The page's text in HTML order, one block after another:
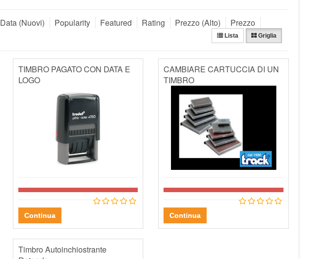
Data (Nuovi) Popularity Featured Rating Prezzo (Alto) Prezzo
Lista Griglia
TIMBRO PAGATO CON DATA E
LOGO
Continua
CAMBIARE CARTUCCIA DI UN
TIMBRO
Continua
Timbro Autoinchiostrante